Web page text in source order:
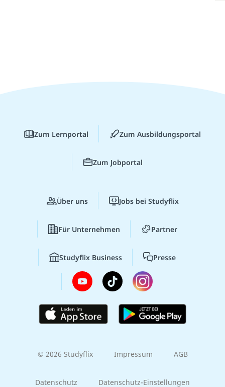
Zum Lernportal Zum Ausbildungsportal
Zum Jobportal
Über uns Jobs bei Studyflix
Für Unternehmen Partner
Studyflix Business Presse
© 2026 Studyflix Impressum AGB
Datenschutz Datenschutz-Einstellungen